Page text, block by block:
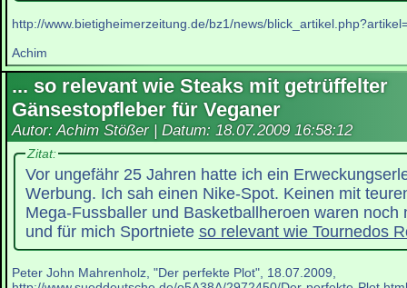
http://www.bietigheimerzeitung.de/bz1/news/
Achim
... so relevant wie Steaks mit getrüffelter
Gänsestopfleber für Veganer
Autor: Achim Stößer | Datum: 18.07.2009 16:58:12
Zitat:
Vor ungefähr 25 Jahren hatte ich ein
Werbung. Ich sah einen Nike-Spot. Keinen mit
Mega-Fussballer und Basketballheroen waren noch
und für mich Sportniete so relevant wie Tournedos
Peter John Mahrenholz, "Der perfekte Plot", 18.07.2009,